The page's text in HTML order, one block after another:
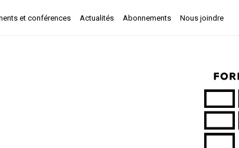
et conférences Actualités Abonnements Nous joindre